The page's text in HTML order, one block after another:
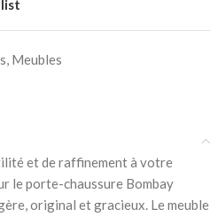
, Meubles
et de raffinement à votre
le porte-chaussure Bombay
original et gracieux. Le meuble